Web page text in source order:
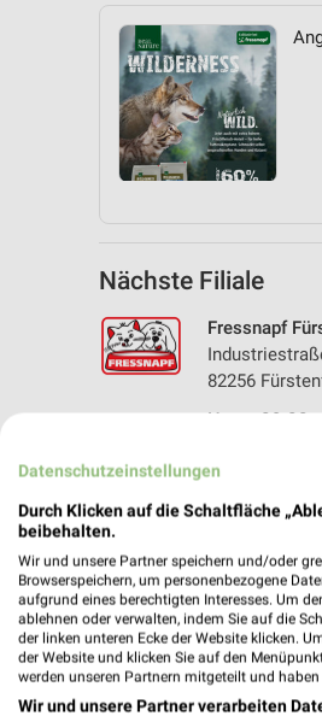
Nächste Filiale
Fressnapf
82256
Heute 09:00
Angebote-
Aug.
03 Mo 04Di
Datenschutzeinstellungen
Durch Klicken auf die Schaltfläche
beibehalten.
Wir und unsere Partner speichern und/oder
Browserspeichern, um personenbezogene
aufgrund eines berechtigten Interesses. Um
ablehnen oder verwalten, indem Sie auf die
der linken unteren Ecke der Website klicken.
der Website und klicken Sie auf den
werden unseren Partnern mitgeteilt und
Wir und unsere Partner verarbeiten